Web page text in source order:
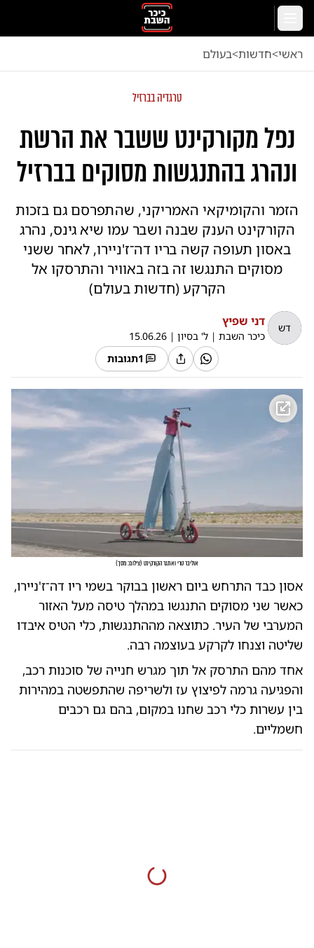
דלג לתוכן הראשי
ראשי<חדשות<בעולם
טרגדיה בברזיל
נפל מקורקינט ששבר את הרשת
ונהרג בהתנגשות מסוקים בברזיל
הזמר והקומיקאי האמריקני, שהתפרסם גם בזכות
הקורקינט הענק שבנה ושבר עמו שיא גינס, נהרג
באסון תעופה קשה בריו דה־ז'ניירו, לאחר ששני
מסוקים התנגשו זה בזה באוויר והתרסקו אל
הקרקע (חדשות בעולם)
דש דני שפיץ
כיכר השבת | ל' בסיון |
15.06.26
1תגובות
אוליבר טרי ואתגר הקורקינט (צילום: מסך)
אסון כבד התרחש ביום ראשון בבוקר בשמי ריו דה־ז'ניירו,
כאשר שני מסוקים התנגשו במהלך טיסה מעל האזור
המערבי של העיר. כתוצאה מההתנגשות, כלי הטיס איבדו
שליטה וצנחו לקרקע בעוצמה רבה.
אחד מהם התרסק אל תוך מגרש חנייה של סוכנות רכב,
והפגיעה גרמה לפיצוץ עז ולשריפה שהתפשטה במהירות
בין עשרות כלי רכב שחנו במקום, בהם גם רכבים
חשמליים.